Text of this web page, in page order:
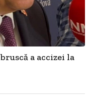
a accizei la